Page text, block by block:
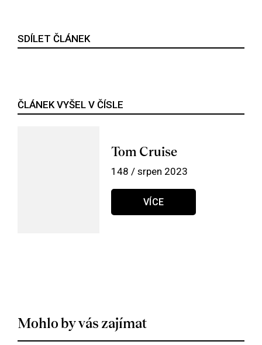
SDÍLET ČLÁNEK
ČLÁNEK VYŠEL V ČÍSLE
Tom Cruise
148 / srpen 2023
VÍCE
Mohlo by vás zajímat